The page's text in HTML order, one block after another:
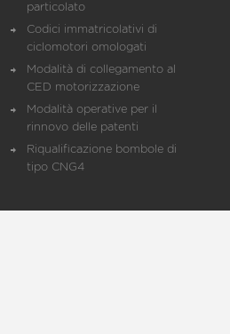
particolato
Codici immatricolativi di
ciclomotori omologati
Modalità di collegamento al
CED motorizzazione
Modalità operative per il
rinnovo delle patenti
Riqualificazione bombole di
tipo CNG4